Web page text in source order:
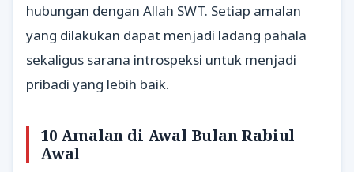
hubungan dengan Allah SWT. Setiap amalan
yang dilakukan dapat menjadi ladang pahala
sekaligus sarana introspeksi untuk menjadi
pribadi yang lebih baik.
10 Amalan di Awal Bulan Rabiul
Awal